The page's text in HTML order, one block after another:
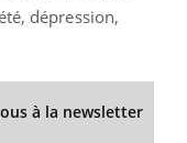
dépression,
à la newsletter